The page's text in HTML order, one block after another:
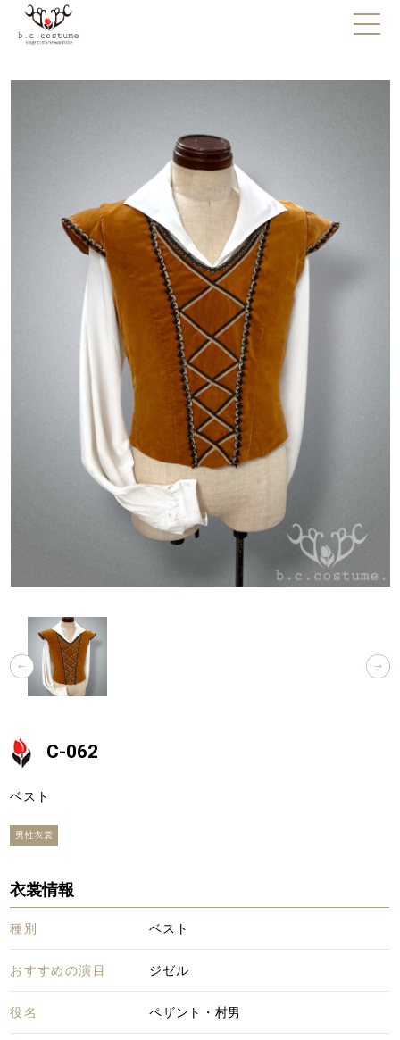
C-062
ベスト
男性衣裳
衣裳情報
種別 ベスト
おすすめの演目 ジゼル
役名 ペザント・村男